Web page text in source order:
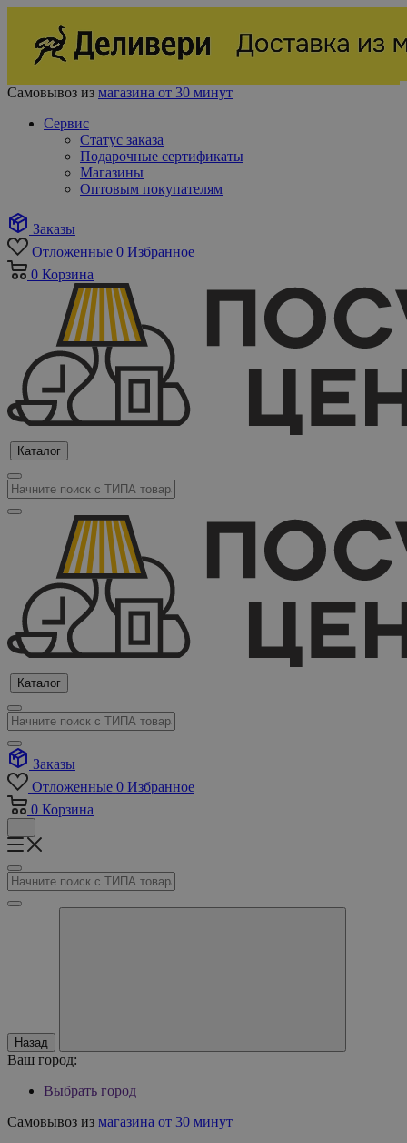
Самовывоз из магазина от 30 минут
Сервис
Статус заказа
Подарочные сертификаты
Магазины
Оптовым покупателям
Заказы
Отложенные 0 Избранное
0 Корзина
Каталог
Каталог
Заказы
Отложенные 0 Избранное
0 Корзина
Назад
Ваш город:
Выбрать город
Самовывоз из магазина от 30 минут